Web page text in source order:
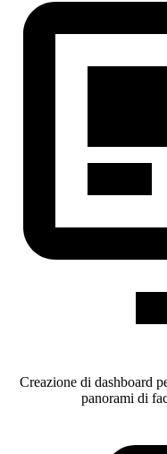
Creazione di dashboard
panorami di